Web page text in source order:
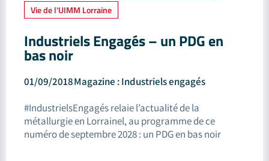
Vie de l'UIMM Lorraine
Industriels Engagés – un PDG en
bas noir
01/09/2018Magazine : Industriels engagés
#IndustrielsEngagés relaie l’actualité de la
métallurgie en Lorrainel, au programme de ce
numéro de septembre 2028 : un PDG en bas noir